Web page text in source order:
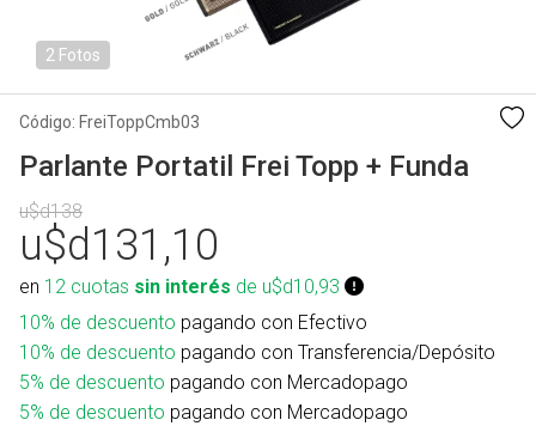
Código: FreiToppCmb03
Parlante Portatil Frei Topp + Funda
u$d138
u$d131,10
en 12 cuotas sin interés de u$d10,93
10% de descuento pagando con Efectivo
10% de descuento pagando con Transferencia/Depósito
5% de descuento pagando con Mercadopago
5% de descuento pagando con Mercadopago
2 Fotos